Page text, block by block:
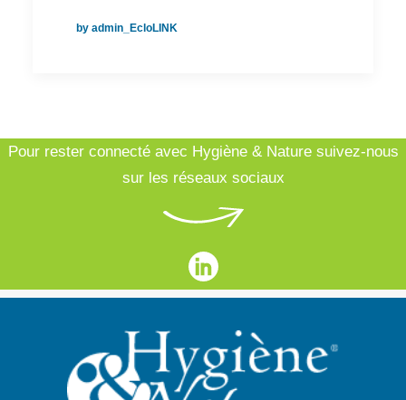
by admin_EcloLINK
Pour rester connecté avec Hygiène & Nature suivez-nous
sur les réseaux sociaux